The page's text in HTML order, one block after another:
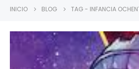
INICIO BLOG TAG - INFANCIA